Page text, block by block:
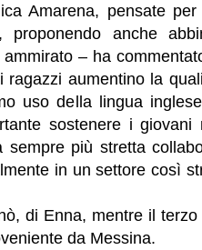
Amarena, pensate per
anche
– ha
aumentino la
uso della lingua
sostenere i giovani
più stretta
in un settore così
di Enna, mentre il terzo
da Messina.